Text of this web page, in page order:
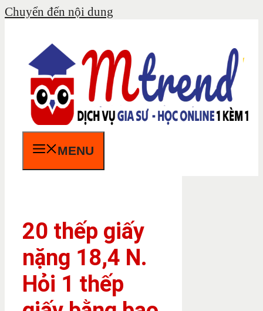
Chuyển đến nội dung
MENU
20 thếp giấy
nặng 18,4 N.
Hỏi 1 thếp